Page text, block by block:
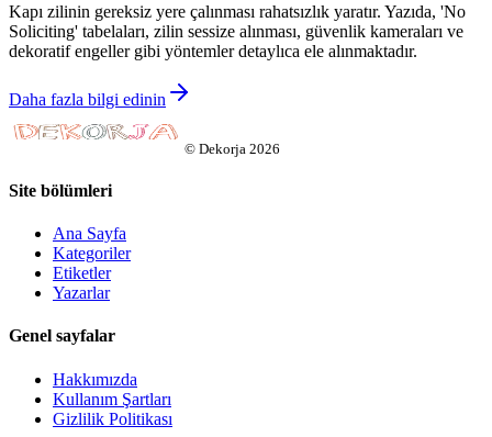
Kapı zilinin gereksiz yere çalınması rahatsızlık yaratır. Yazıda, 'No
Soliciting' tabelaları, zilin sessize alınması, güvenlik kameraları ve
dekoratif engeller gibi yöntemler detaylıca ele alınmaktadır.
Daha fazla bilgi edinin
© Dekorja 2026
Site bölümleri
Ana Sayfa
Kategoriler
Etiketler
Yazarlar
Genel sayfalar
Hakkımızda
Kullanım Şartları
Gizlilik Politikası